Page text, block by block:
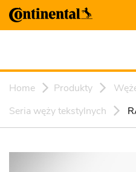
Home Produkty
Seria węży tekstylnych